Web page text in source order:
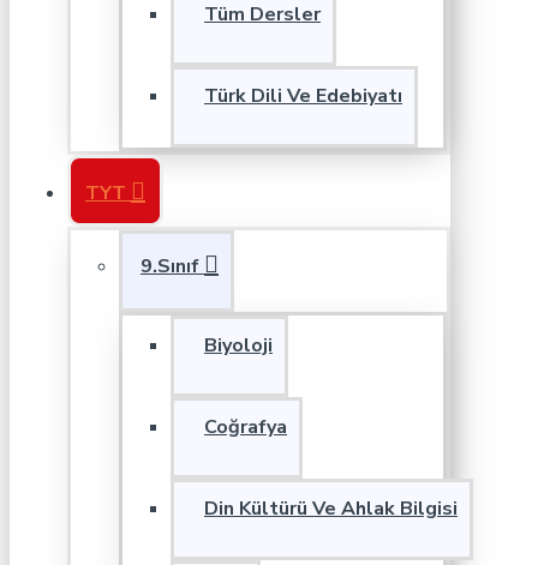
Tüm Dersler
Türk Dili Ve Edebiyatı
TYT
9.Sınıf
Biyoloji
Coğrafya
Din Kültürü Ve Ahlak Bilgisi